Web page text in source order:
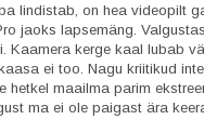
lindistab, on hea videopilt
jaoks lapsemäng.
Kaamera kerge kaal lubab
ei too. Nagu kriitikud
hetkel maailma parim
ma ei ole paigast ära